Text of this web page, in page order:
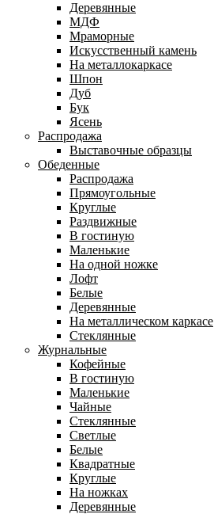
Деревянные
МДФ
Мраморные
Искусственный камень
На металлокаркасе
Шпон
Дуб
Бук
Ясень
Распродажа
Выставочные образцы
Обеденные
Распродажа
Прямоугольные
Круглые
Раздвижные
В гостиную
Маленькие
На одной ножке
Лофт
Белые
Деревянные
На металлическом каркасе
Стеклянные
Журнальные
Кофейные
В гостиную
Маленькие
Чайные
Стеклянные
Светлые
Белые
Квадратные
Круглые
На ножках
Деревянные